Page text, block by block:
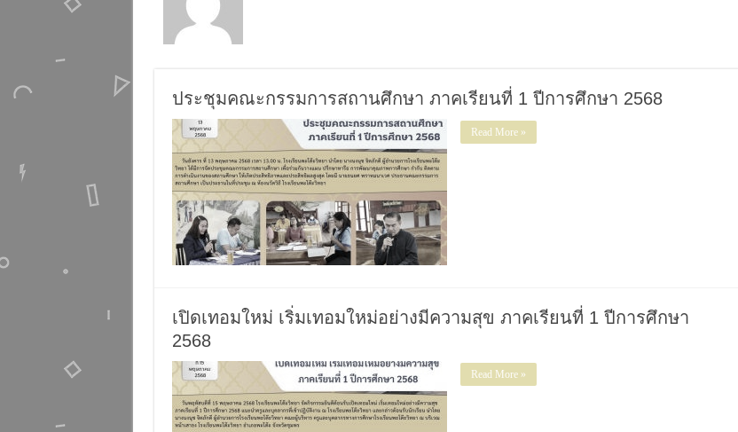
ประชุมคณะกรรมการสถานศึกษา ภาคเรียนที่ 1 ปีการศึกษา 2568
Read More »
เปิดเทอมใหม่ เริ่มเทอมใหม่อย่างมีความสุข ภาคเรียนที่ 1 ปีการศึกษา
2568
Read More »